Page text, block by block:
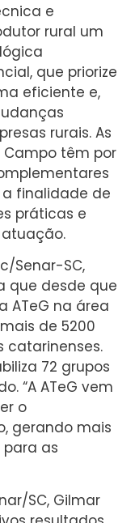
e
rural um
que priorize
eficiente e,
rurais. As
têm por
finalidade de
práticas e
Senar-SC,
que desde que
ATeG na área
de 5200
catarinenses.
72 grupos
“A ATeG vem
o
gerando mais
as
SC, Gilmar